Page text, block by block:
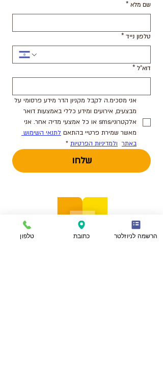
שם מלא *
טלפון נייד *
דוא"ל *
מאשר שמירת פרטיי בהתאם
באתר ולמדיניות הפרטיות *
שלחו
טלפון כתובת הרשמה לניוזלטר